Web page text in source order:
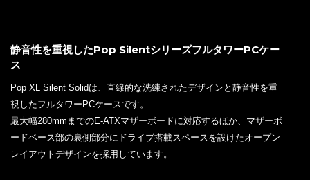
静音性を重視したPop SilentシリーズフルタワーPCケー
ス
Pop XL Silent Solidは、直線的な洗練されたデザインと静音性を重
視したフルタワーPCケースです。
最大幅280mmまでのE-ATXマザーボードに対応するほか、マザーボ
ードベース部の裏側部分にドライブ搭載スペースを設けたオープン
レイアウトデザインを採用しています。